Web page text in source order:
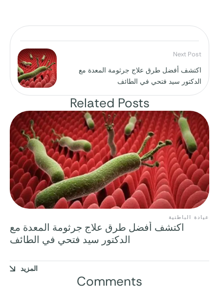
Next Post
اكتشف أفضل طرق علاج جرثومة المعدة مع
الدكتور سيد فتحي في الطائف
Related Posts
عيادة الباطنية
اكتشف أفضل طرق علاج جرثومة المعدة مع
الدكتور سيد فتحي في الطائف
المزيد
Comments